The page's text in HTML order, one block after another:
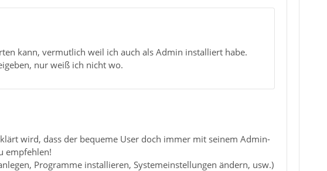
kann, vermutlich weil ich auch als Admin installiert habe.
nur weiß ich nicht wo.
wird, dass der bequeme User doch immer mit seinem Admin-
empfehlen!
Programme installieren, Systemeinstellungen ändern, usw.)